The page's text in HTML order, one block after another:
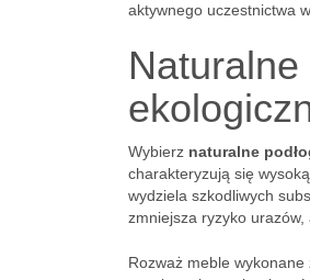
aktywnego uczestnictwa
Wybierz naturalne
charakteryzują się
wydziela szkodliwych
zmniejsza ryzyko urazów,
Rozważ meble wykonane